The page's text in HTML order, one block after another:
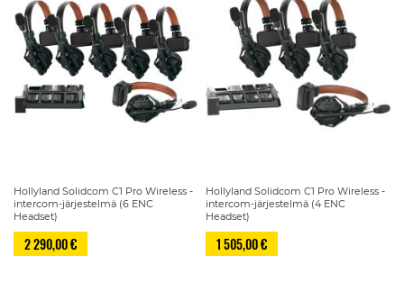
Hollyland Solidcom C1 Pro Wireless -
intercom-järjestelmä (6 ENC
Headset)
2 290,00 €
Hollyland Solidcom C1 Pro Wireless -
intercom-järjestelmä (4 ENC
Headset)
1 505,00 €